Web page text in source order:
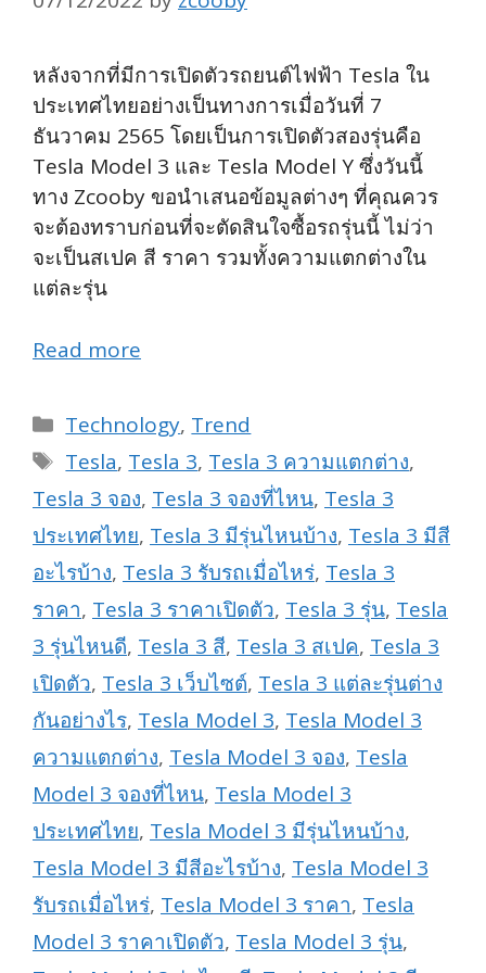
หลังจากที่มีการเปิดตัวรถยนต์ไฟฟ้า Tesla ใน
ประเทศไทยอย่างเป็นทางการเมื่อวันที่ 7
ธันวาคม 2565 โดยเป็นการเปิดตัวสองรุ่นคือ
Tesla Model 3 และ Tesla Model Y ซึ่งวันนี้
ทาง Zcooby ขอนำเสนอข้อมูลต่างๆ ที่คุณควร
จะต้องทราบก่อนที่จะตัดสินใจซื้อรถรุ่นนี้ ไม่ว่า
จะเป็นสเปค สี ราคา รวมทั้งความแตกต่างใน
แต่ละรุ่น
Read more
Categories
Technology, Trend
Tags
Tesla, Tesla 3, Tesla 3 ความแตกต่าง,
Tesla 3 จอง, Tesla 3 จองที่ไหน, Tesla 3
ประเทศไทย, Tesla 3 มีรุ่นไหนบ้าง, Tesla 3 มีสี
อะไรบ้าง, Tesla 3 รับรถเมื่อไหร่, Tesla 3
ราคา, Tesla 3 ราคาเปิดตัว, Tesla 3 รุ่น, Tesla
3 รุ่นไหนดี, Tesla 3 สี, Tesla 3 สเปค, Tesla 3
เปิดตัว, Tesla 3 เว็บไซต์, Tesla 3 แต่ละรุ่นต่าง
กันอย่างไร, Tesla Model 3, Tesla Model 3
ความแตกต่าง, Tesla Model 3 จอง, Tesla
Model 3 จองที่ไหน, Tesla Model 3
ประเทศไทย, Tesla Model 3 มีรุ่นไหนบ้าง,
Tesla Model 3 มีสีอะไรบ้าง, Tesla Model 3
รับรถเมื่อไหร่, Tesla Model 3 ราคา, Tesla
Model 3 ราคาเปิดตัว, Tesla Model 3 รุ่น,